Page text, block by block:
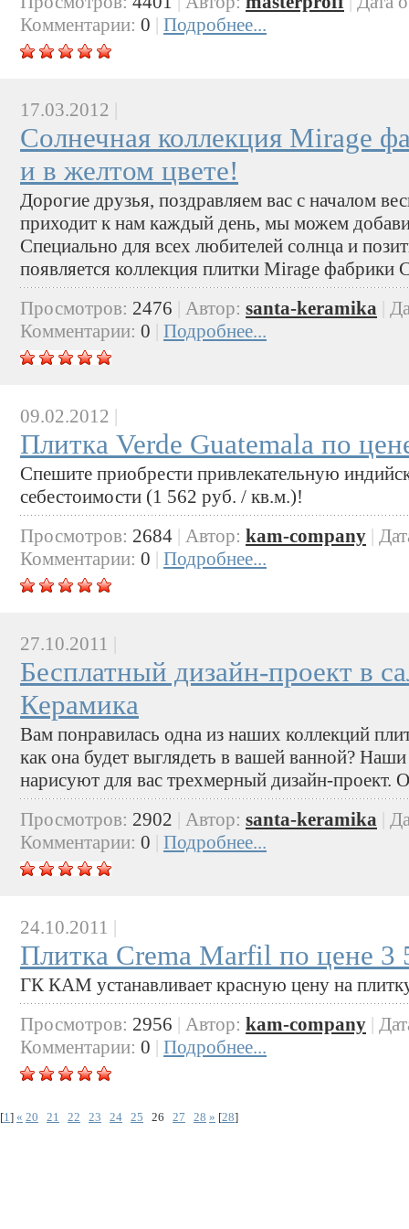
Комментарии: 0 | Подробнее...
17.03.2012
Солнечная коллекция Mirage
и в желтом цвете!
Дорогие друзья, поздравляем вас с началом
приходит к нам каждый день, мы можем
Специально для всех любителей солнца и
появляется коллекция плитки Mirage фабрики
Просмотров: 2476 Автор: santa-keramika
Комментарии: 0 Подробнее...
09.02.2012 |
Плитка Verde Guatemala по
Спешите приобрести привлекательную
себестоимости (1 562 руб. / кв.м.)!
Просмотров: 2684 | Автор: kam-company |
Комментарии: 0 | Подробнее...
27.10.2011
Бесплатный дизайн-проект в
Керамика
Вам понравилась одна из наших коллекций
как она будет выглядеть в вашей ванной?
нарисуют для вас трехмерный дизайн-проект.
Просмотров: 2902 Автор: santa-keramika
Комментарии: 0 Подробнее...
24.10.2011 |
Плитка Crema Marfil по цене 3
ГК КАМ устанавливает красную цену на
Просмотров: 2956 | Автор: kam-company |
Комментарии: 0 | Подробнее...
[1 ] « 20 21 22 23 24 25 26 27 28 » [28]